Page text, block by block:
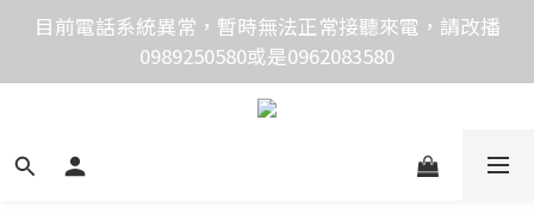
價格均含稅，下單享優惠！歡迎大量採購，由專人提供
專案報價。
目前電話系統異常，暫時無法正常接聽來電，請改播
0989250580或是0962083580
價格均含稅，下單享優惠！歡迎大量採購，由專人提供